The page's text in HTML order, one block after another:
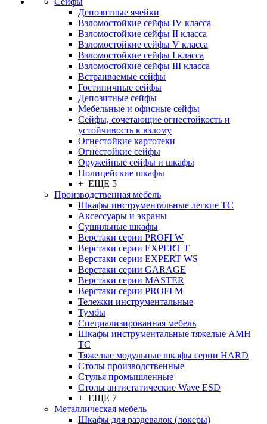
Депозитные ячейки
Взломостойкие сейфы IV класса
Взломостойкие сейфы II класса
Взломостойкие сейфы V класса
Взломостойкие сейфы I класса
Взломостойкие сейфы III класса
Встраиваемые сейфы
Гостиничные сейфы
Депозитные сейфы
Мебельные и офисные сейфы
Сейфы, сочетающие огнестойкость и
устойчивость к взлому
Огнестойкие картотеки
Огнестойкие сейфы
Оружейные сейфы и шкафы
Полицейские шкафы
+ ЕЩЕ 5
Производственная мебель
Шкафы инструментальные легкие ТС
Аксессуары и экраны
Cушильные шкафы
Верстаки серии PROFI W
Верстаки серии EXPERT T
Верстаки серии EXPERT WS
Верстаки серии GARAGE
Верстаки серии MASTER
Верстаки серии PROFI M
Тележки инструментальные
Тумбы
Cпециализированная мебель
Шкафы инструментальные тяжелые AMH
TC
Тяжелые модульные шкафы серии HARD
Столы производственные
Стулья промышленные
Столы антистатические Wave ESD
+ ЕЩЕ 7
Металлическая мебель
Шкафы для раздевалок (локеры)